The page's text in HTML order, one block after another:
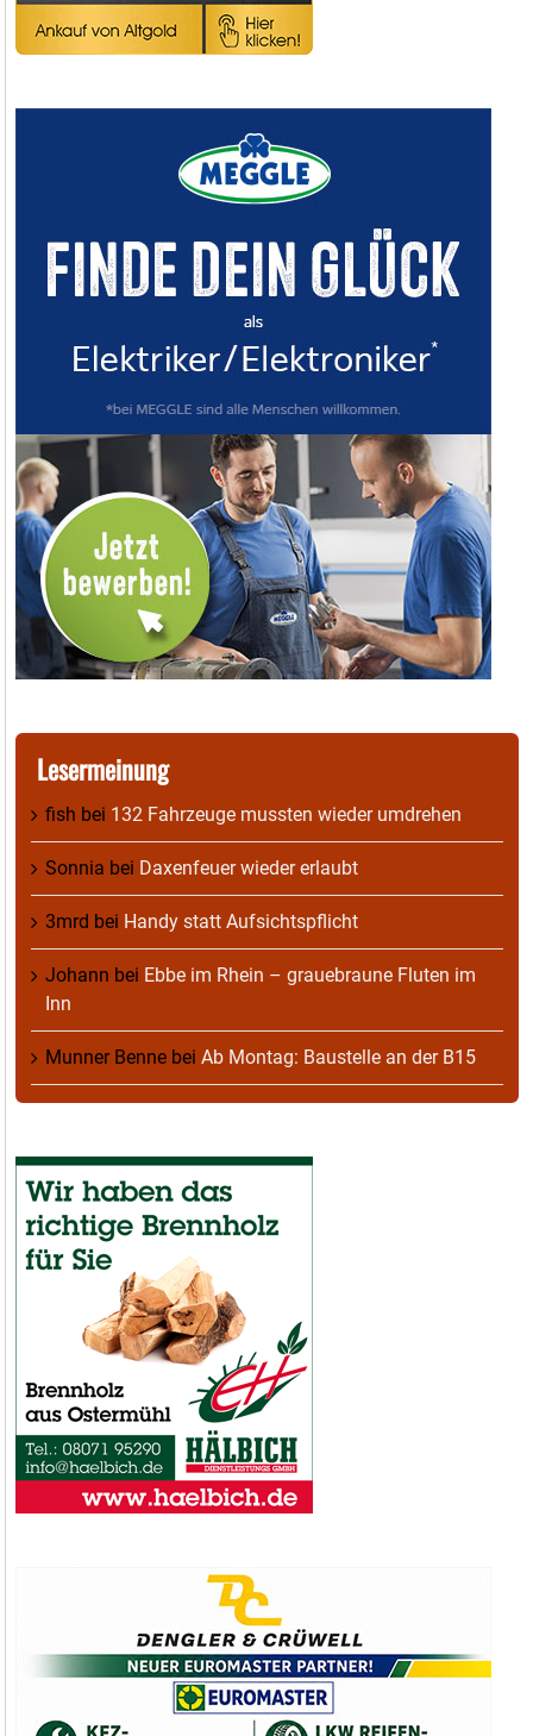
Lesermeinung
fish bei 132 Fahrzeuge mussten wieder umdrehen
Sonnia bei Daxenfeuer wieder erlaubt
3mrd bei Handy statt Aufsichtspflicht
Johann bei Ebbe im Rhein – grauebraune Fluten im
Inn
Munner Benne bei Ab Montag: Baustelle an der B15